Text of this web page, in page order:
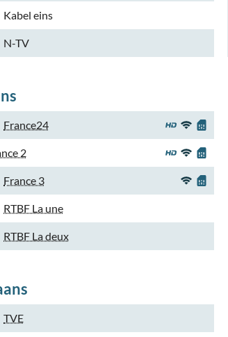
Kabel eins
N-TV
France24
2
France 3
RTBF La une
RTBF La deux
TVE